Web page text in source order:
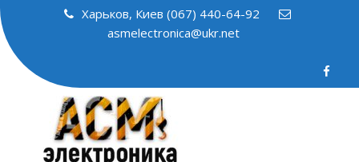
Skip
to
content
Харьков, Киев (067) 440-64-92
asmelectronica@ukr.net